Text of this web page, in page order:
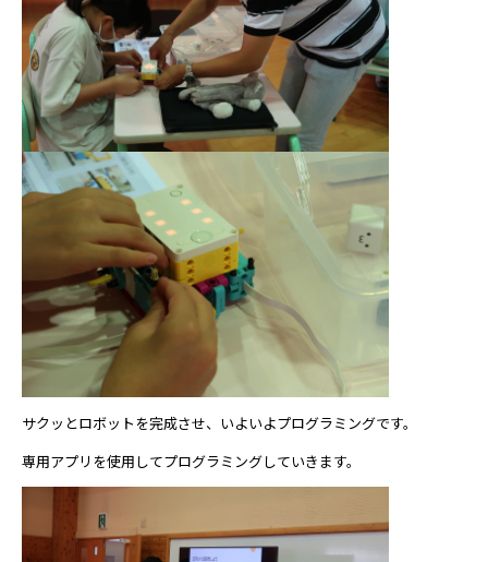
サクッとロボットを完成させ、いよいよプログラミングです。
専用アプリを使用してプログラミングしていきます。